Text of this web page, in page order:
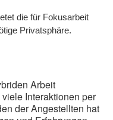
die für Fokusarbeit
Privatsphäre.
Arbeit
Interaktionen per
der Angestellten hat